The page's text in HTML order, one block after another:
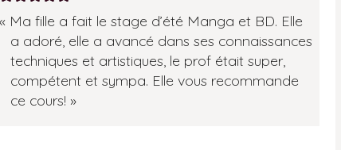
Note:
sur
Ma fille a fait le stage d’été Manga et BD. Elle
a adoré, elle a avancé dans ses connaissances
techniques et artistiques, le prof était super,
compétent et sympa. Elle vous recommande
ce cours!